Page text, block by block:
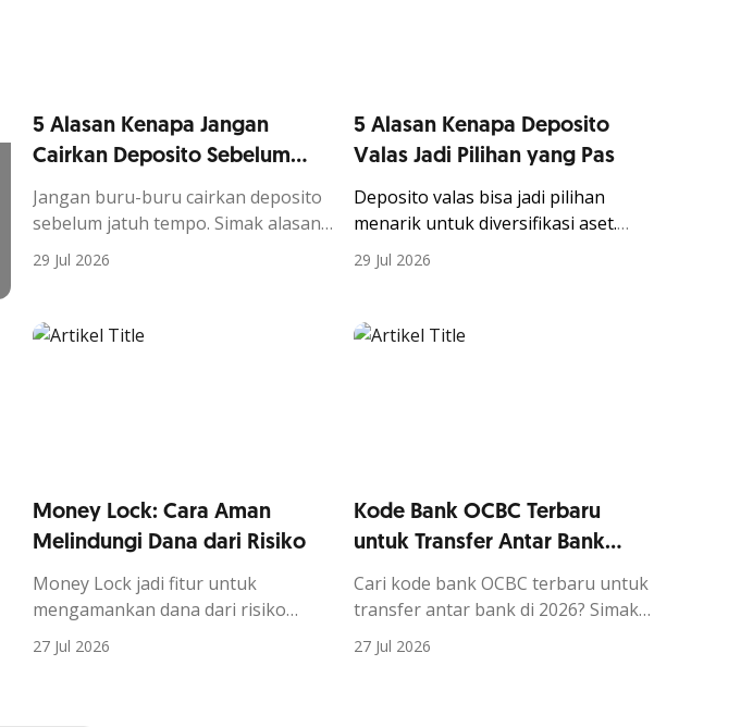
5 Alasan Kenapa Jangan
Cairkan Deposito Sebelum
Jatuh Tempo
Jangan buru-buru cairkan deposito
sebelum jatuh tempo. Simak alasan
dan risikonya agar keuntungan
investasi tetap maksimal.
29 Jul 2026
5 Alasan Kenapa Deposito
Valas Jadi Pilihan yang Pas
Deposito valas bisa jadi pilihan
menarik untukdiversifikasi aset.
Simakalasan
cocok
29 Jul 2026
Money Lock: Cara Aman
Melindungi Dana dari Risiko
Money Lock jadi fitur untuk
mengamankan dana dari risiko
penyalahgunaan.
menjadi salah satu hal yang semakin
27 Jul 2026
Kode Bank OCBC Terbaru
untuk Transfer Antar Bank
2026
Cari kode bank OCBC terbaru untuk
transfer antar bank di 2026? Simak
kode lengkap dan cara
penggunaannya agar transaksi
27 Jul 2026